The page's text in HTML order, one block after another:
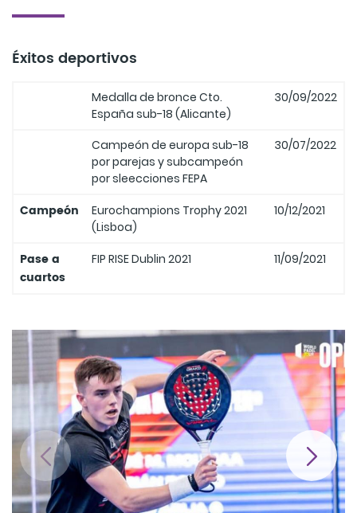
Éxitos deportivos
Medalla de bronce Cto.
España sub-18 (Alicante)
30/09/2022
Campeón de europa sub-18
por parejas y subcampeón
por sleecciones FEPA
30/07/2022
Campeón
Eurochampions Trophy 2021
(Lisboa)
10/12/2021
Pase a
cuartos
FIP RISE Dublin 2021 11/09/2021